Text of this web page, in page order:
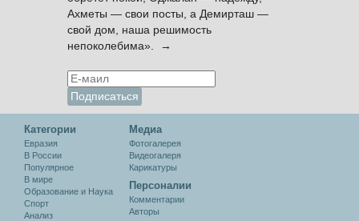
Ахметы — свои посты, а Демирташ —
свой дом, наша решимость
непоколебима». →
Категории
Евразия
В России
Популярное
В мире
Образование и Наука
Спорт
Анализ
Медиа
Фотогалерея
Видеогалеря
Карикатуры
Персоналии
Комментарии
Авторы